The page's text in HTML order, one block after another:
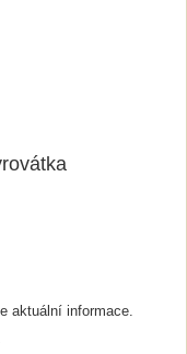
aktuální informace.